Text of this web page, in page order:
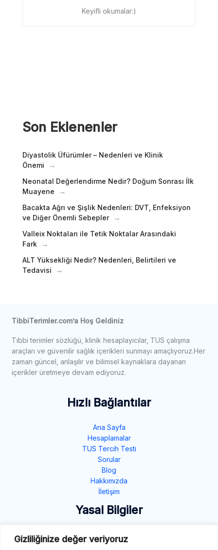
Gizliliğinize değer veriyoruz
Keyifli okumalar:)
Son Eklenenler
Diyastolik Üfürümler – Nedenleri ve Klinik
Önemi
Neonatal Değerlendirme Nedir? Doğum Sonrası İlk
Muayene
Bacakta Ağrı ve Şişlik Nedenleri: DVT, Enfeksiyon
ve Diğer Önemli Sebepler
Valleix Noktaları ile Tetik Noktalar Arasındaki
Fark
ALT Yüksekliği Nedir? Nedenleri, Belirtileri ve
Tedavisi
TibbiTerimler.com’a Hoş Geldiniz
Tıbbi terimler sözlüğü, klinik hesaplayıcılar, TUS çalışma
araçları ve güvenilir sağlık içerikleri sunmayı amaçlıyoruz.Her
zaman güncel, anlaşılır ve bilimsel kaynaklara dayanan
içerikler üretmeye devam ediyoruz.
Hızlı Bağlantılar
Ana Sayfa
Hesaplamalar
TUS Tercih Testi
Sorular
Blog
Hakkımızda
İletişim
Yasal Bilgiler
Gizlilik Politikası
Çerez Politikası